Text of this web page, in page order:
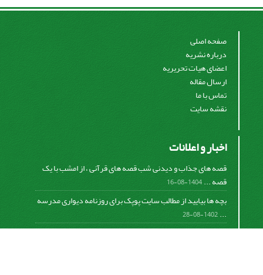
صفحه اصلی
درباره نشریه
اعضای هیات تحریریه
ارسال مقاله
تماس با ما
نقشه سایت
اخبار و اعلانات
قصه های جذاب و دیدنی شب قصه های قرآنی ، از امشب با یک
قصه ...1404-08-16
بچه ها بیایید از مطالب سایت پوپک برای روزنامه دیواری مدرسه
...
1402-08-28